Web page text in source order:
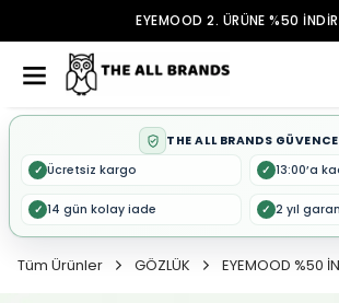
EYEMOOD 2. ÜRÜNE %50
THE ALL BRANDS
✓ Ücretsiz kargo ✓ 13:00’a
✓ 14 gün kolay iade ✓ 2 yıl
Tüm Ürünler GÖZLÜK EYEMOOD %50